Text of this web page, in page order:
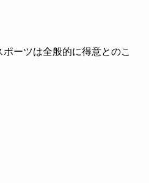
ーツは全般的に得意とのこ